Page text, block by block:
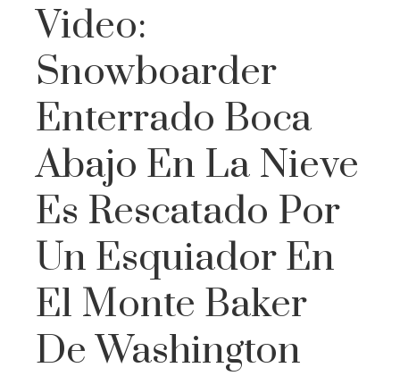
Video:
Snowboarder
Enterrado Boca
Abajo En La Nieve
Es Rescatado Por
Un Esquiador En
El Monte Baker
De Washington